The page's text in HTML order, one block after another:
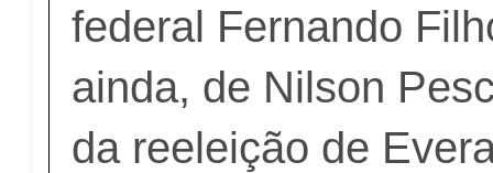
federal Fernando
ainda, de Nilson
da reeleição de